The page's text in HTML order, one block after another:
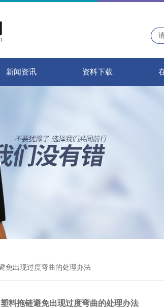
新闻资讯 资料下载
免出现过度弯曲的处理办法
塑料拖链避免出现过度弯曲的处理办法